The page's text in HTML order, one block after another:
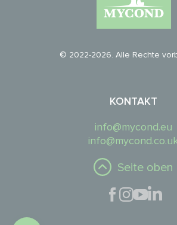
© 2022-2026. Alle Rechte
KONTAKT
info@mycond.eu
Seite oben